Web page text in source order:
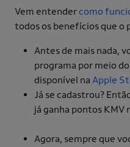
Vem entendercomo
todos os benefícios que o
Antes de mais nada,
programa por meio
disponível na Apple
Já se cadastrou?
já ganha pontos KMV
Agora, sempre que